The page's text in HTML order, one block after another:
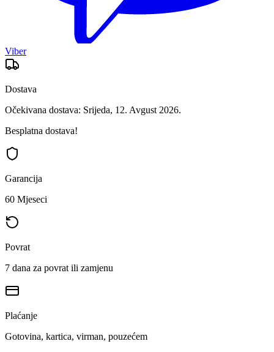
Viber
Dostava
Očekivana dostava: Srijeda, 12. Avgust 2026.
Besplatna dostava!
Garancija
60 Mjeseci
Povrat
7 dana za povrat ili zamjenu
Plaćanje
Gotovina, kartica, virman, pouzećem